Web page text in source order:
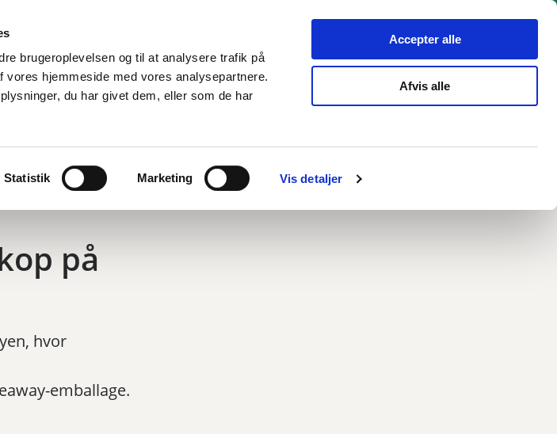
brugeroplevelsen og til at analysere trafik på
hjemmeside med vores analysepartnere.
du har givet dem, eller som de har
Statistik Marketing Vis detaljer
Accepter alle
Afvis alle
og oplevelser Job og ledighed
på
hvor
emballage.